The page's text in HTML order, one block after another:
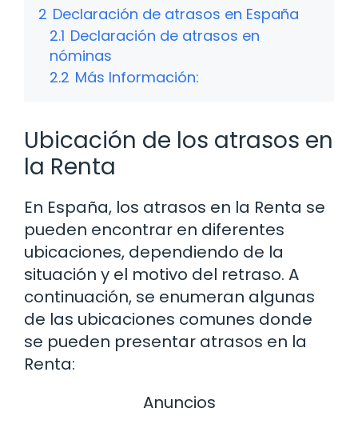
2 Declaración de atrasos en España
2.1 Declaración de atrasos en
nóminas
2.2 Más Información:
Ubicación de los atrasos en
la Renta
En España, los atrasos en la Renta se
pueden encontrar en diferentes
ubicaciones, dependiendo de la
situación y el motivo del retraso. A
continuación, se enumeran algunas
de las ubicaciones comunes donde
se pueden presentar atrasos en la
Renta:
Anuncios